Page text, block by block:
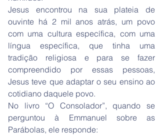
Jesus encontrou na sua plateia de
ouvinte há 2 mil anos atrás, um povo
com uma cultura específica, com uma
língua específica, que tinha uma
tradição religiosa e para se fazer
compreendido por essas pessoas,
Jesus teve que adaptar o seu ensino ao
cotidiano daquele povo.
No livro “O Consolador”, quando se
perguntou à Emmanuel sobre as
Parábolas, ele responde: